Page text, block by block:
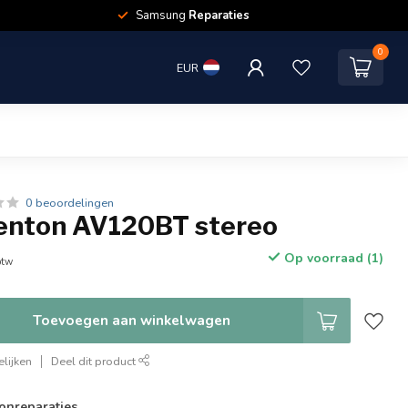
Samsung Reparaties
EUR
0
0 beoordelingen
AV120BT stereo
Op voorraad (1)
Toevoegen aan winkelwagen
Deel dit product